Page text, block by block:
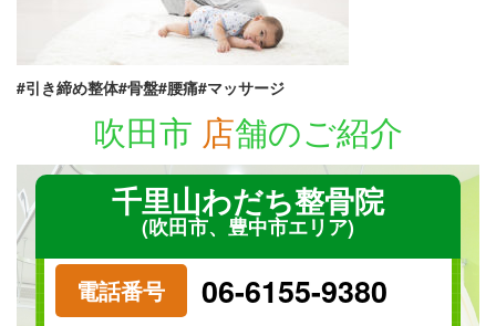
#引き締め整体#骨盤#腰痛#マッサージ
吹田市 店舗のご紹介
千里山わだち整骨院
(吹田市、豊中市エリア)
電話番号 06-6155-9380